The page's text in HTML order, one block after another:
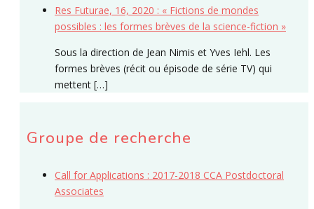
Res Futurae, 16, 2020 : « Fictions de mondes
possibles : les formes brèves de la science-fiction »
Sous la direction de Jean Nimis et Yves Iehl. Les
formes brèves (récit ou épisode de série TV) qui
mettent […]
Groupe de recherche
Call for Applications : 2017-2018 CCA Postdoctoral
Associates